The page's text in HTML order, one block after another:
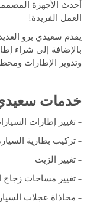
أحدث الأجهزة
العمل الفريدة!
يقدم سعيدي برو
بالإضافة إلى شراء
وتدوير الإطارات
خدمات سعيدي
– تغيير إطارات
– تركيب بطارية
– تغيير الزيت
– تغيير مساحات زجاج
– محاذاة عجلات